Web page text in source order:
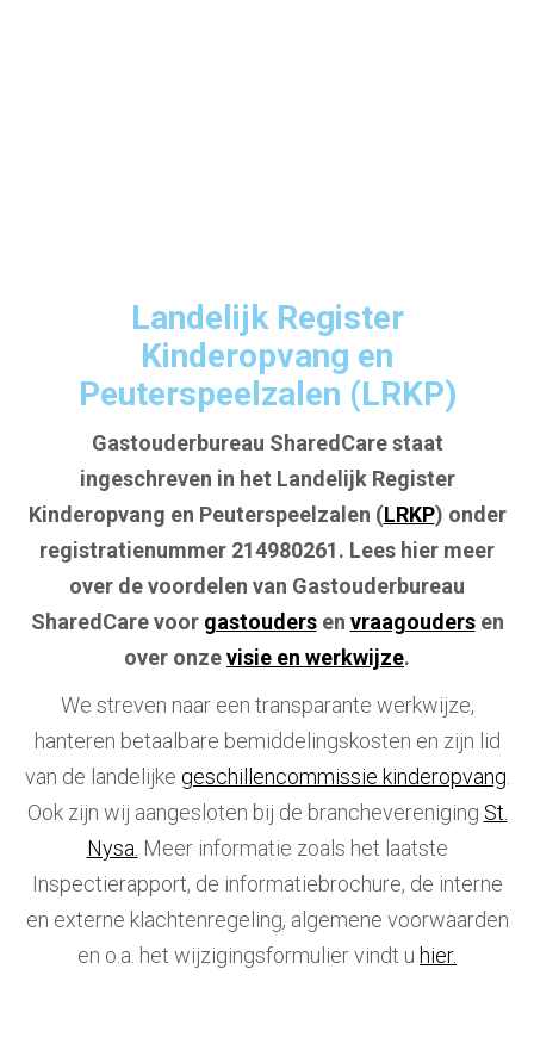
Landelijk Register
Kinderopvang en
Peuterspeelzalen (LRKP)
Gastouderbureau SharedCare staat
ingeschreven in het Landelijk Register
Kinderopvang en Peuterspeelzalen (LRKP) onder
registratienummer 214980261. Lees hier meer
over de voordelen van Gastouderbureau
SharedCare voor gastoudersen vraagoudersen
over onzevisie en werkwijze.
We streven naar een transparante werkwijze,
hanteren betaalbare bemiddelingskosten en zijn lid
van de landelijke geschillencommissie kinderopvang
Ook zijn wij aangesloten bij de branchevereniging St.
Nysa. Meer informatie zoals het laatste
Inspectierapport, de informatiebrochure, de interne
en externe klachtenregeling, algemene voorwaarden
en o.a. het wijzigingsformulier vindt u hier.